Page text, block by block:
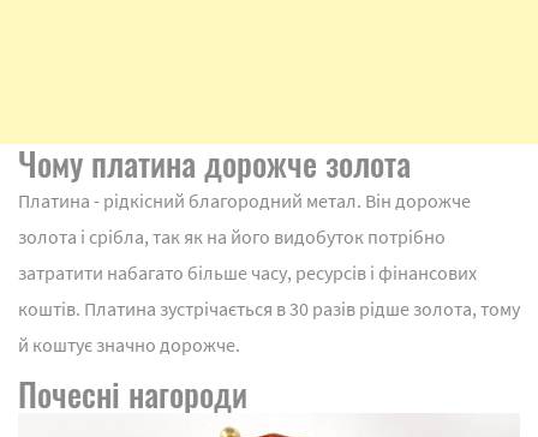
Чому платина дорожче золота
Платина - рідкісний благородний метал. Він дорожче
золота і срібла, так як на його видобуток потрібно
затратити набагато більше часу, ресурсів і фінансових
коштів. Платина зустрічається в 30 разів рідше золота, тому
й коштує значно дорожче.
Почесні нагороди